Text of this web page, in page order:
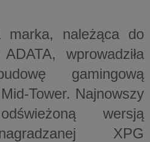
marka, należąca do
wprowadziła
gamingową
Tower. Najnowszy
wersją
XPG